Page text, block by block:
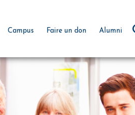
Campus Faire un don Alumni